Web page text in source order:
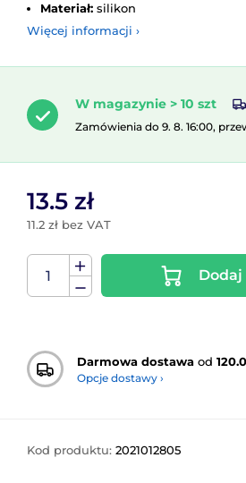
Materiał: silikon
Więcej informacji ›
W magazynie > 10 szt
Zamówienia do 9. 8. 16:00,
13.5 zł
11.2 zł bez VAT
Dodaj
Darmowa dostawa od
Opcje dostawy ›
Kod produktu: 2021012805